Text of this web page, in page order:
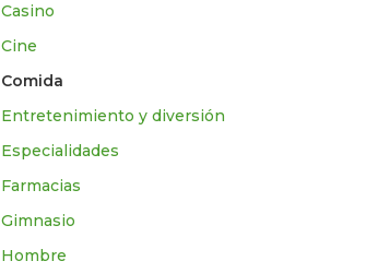
Casino
Cine
Comida
Entretenimiento y diversión
Especialidades
Farmacias
Gimnasio
Hombre